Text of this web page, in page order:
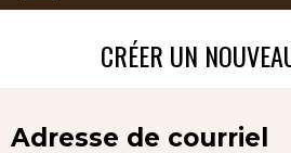
CRÉER UN
Adresse de courriel